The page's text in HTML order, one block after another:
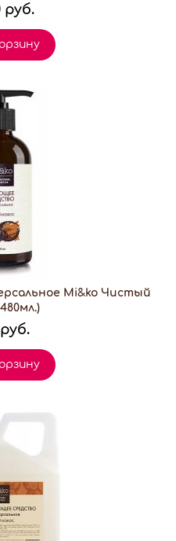
руб.
Mi&ko Чистый